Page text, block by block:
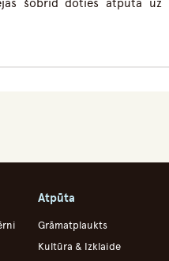
šobrīd doties atpūtā uz
Atpūta
Grāmatplaukts
Kultūra & Izklaide